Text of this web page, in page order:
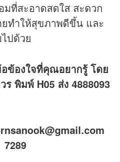
มที่สะอาดสดใส สะดวก
ทำให้สุขภาพดีขึ้น และ
ปด้วย
ข้องใจที่คุณอยากรู้ โดย
พิมพ์ H05 ส่ง 4888093
7289